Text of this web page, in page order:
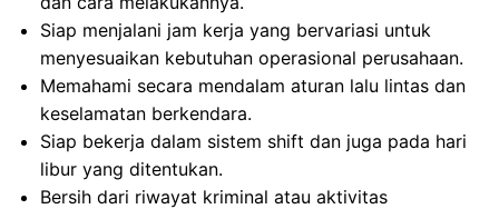
Siap menjalani jam kerja yang bervariasi untuk
menyesuaikan kebutuhan operasional perusahaan.
Memahami secara mendalam aturan lalu lintas dan
keselamatan berkendara.
Siap bekerja dalam sistem shift dan juga pada hari
libur yang ditentukan.
Bersih dari riwayat kriminal atau aktivitas